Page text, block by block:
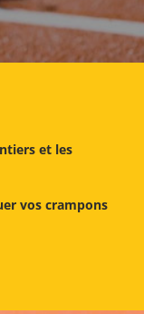
et les
vos crampons